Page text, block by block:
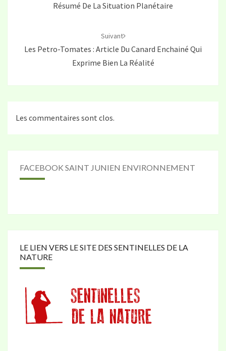
Résumé De La Situation Planétaire
Suivant
Les Petro-Tomates : Article Du Canard Enchainé Qui
Exprime Bien La Réalité
Les commentaires sont clos.
FACEBOOK SAINT JUNIEN ENVIRONNEMENT
LE LIEN VERS LE SITE DES SENTINELLES DE LA
NATURE